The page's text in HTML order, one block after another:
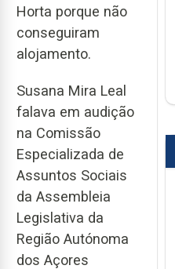
Horta porque não
conseguiram
alojamento.
Susana Mira Leal
falava em audição
na Comissão
Especializada de
Assuntos Sociais
da Assembleia
Legislativa da
Região Autónoma
dos Açores